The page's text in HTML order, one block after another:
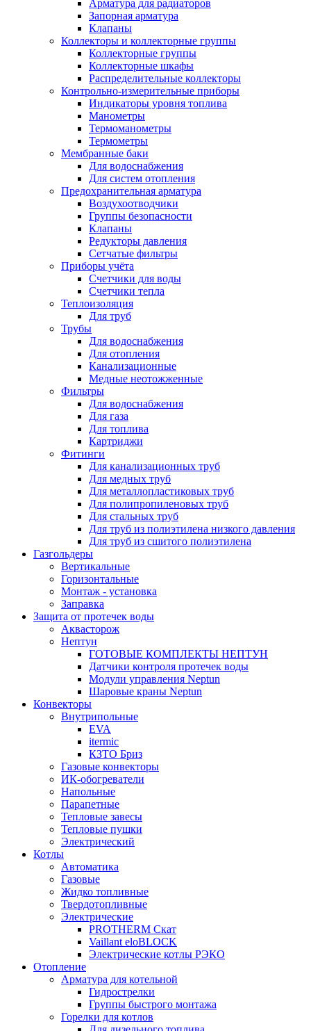
Арматура для радиаторов
Запорная арматура
Клапаны
Коллекторы и коллекторные группы
Коллекторные группы
Коллекторные шкафы
Распределительные коллекторы
Контрольно-измерительные приборы
Индикаторы уровня топлива
Манометры
Термоманометры
Термометры
Мембранные баки
Для водоснабжения
Для систем отопления
Предохранительная арматура
Воздухоотводчики
Группы безопасности
Клапаны
Редукторы давления
Сетчатые фильтры
Приборы учёта
Счетчики для воды
Счетчики тепла
Теплоизоляция
Для труб
Трубы
Для водоснабжения
Для отопления
Канализационные
Медные неотожженные
Фильтры
Для водоснабжения
Для газа
Для топлива
Картриджи
Фитинги
Для канализационных труб
Для медных труб
Для металлопластиковых труб
Для полипропиленовых труб
Для стальных труб
Для труб из полиэтилена низкого давления
Для труб из сшитого полиэтилена
Газгольдеры
Вертикальные
Горизонтальные
Монтаж - установка
Заправка
Защита от протечек воды
Аквасторож
Нептун
ГОТОВЫЕ КОМПЛЕКТЫ НЕПТУН
Датчики контроля протечек воды
Модули управления Neptun
Шаровые краны Neptun
Конвекторы
Внутрипольные
EVA
itermic
КЗТО Бриз
Газовые конвекторы
ИК-обогреватели
Напольные
Парапетные
Тепловые завесы
Тепловые пушки
Электрический
Котлы
Автоматика
Газовые
Жидко топливные
Твердотопливные
Электрические
PROTHERM Скат
Vaillant eloBLOCK
Электрические котлы РЭКО
Отопление
Арматура для котельной
Гидрострелки
Группы быстрого монтажа
Горелки для котлов